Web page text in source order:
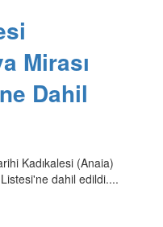
Mirası
Dahil
Kadıkalesi (Anaia)
dahil edildi....